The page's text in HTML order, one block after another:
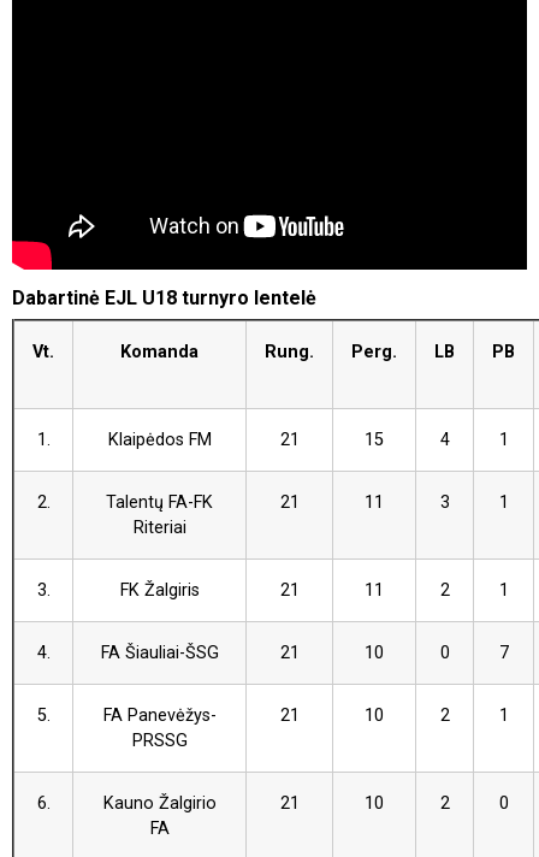
Dabartinė EJL U18 turnyro lentelė
Vt. Komanda Rung. Perg. LB PB
1. Klaipėdos FM 21 15 4 1
2.
Talentų FA-FK
Riteriai
21 11 3 1
3. FK Žalgiris 21 11 2 1
4. FA Šiauliai-ŠSG 21 10 0 7
5.
FA Panevėžys-
PRSSG
21 10 2 1
6.
Kauno Žalgirio
FA
21 10 2 0